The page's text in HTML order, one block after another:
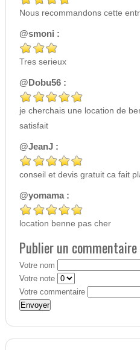
Nous recommandons cette
@smoni :
Tres serieux
@Dobu56 :
je cherchais une location de
satisfait
@JeanJ :
conseil et devis gratuit ca fait
@yomama :
location benne pas cher
Publier un commentaire
Votre nom
Votre note
Votre commentaire